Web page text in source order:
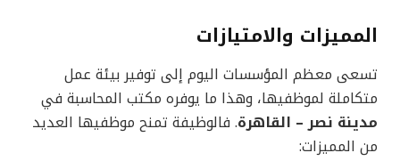
المميزات والامتيازات
تسعى معظم المؤسسات اليوم إلى توفير بيئة عمل
متكاملة لموظفيها، وهذا ما يوفره مكتب المحاسبة في
مدينة نصر – القاهرة. فالوظيفة تمنح موظفيها العديد
من المميزات: